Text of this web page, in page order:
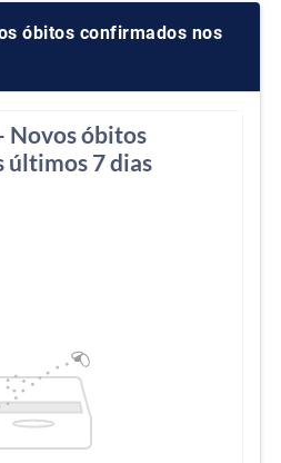
óbitos confirmados nos